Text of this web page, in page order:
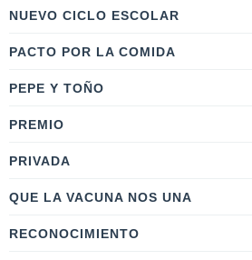
NUEVO CICLO ESCOLAR
PACTO POR LA COMIDA
PEPE Y TOÑO
PREMIO
PRIVADA
QUE LA VACUNA NOS UNA
RECONOCIMIENTO